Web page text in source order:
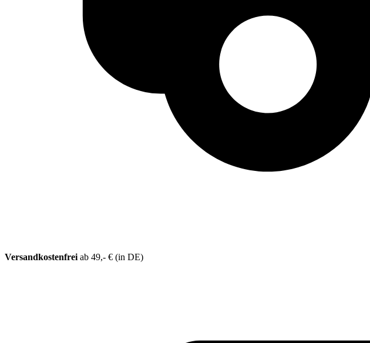
Versandkostenfrei ab 49,- € (in DE)